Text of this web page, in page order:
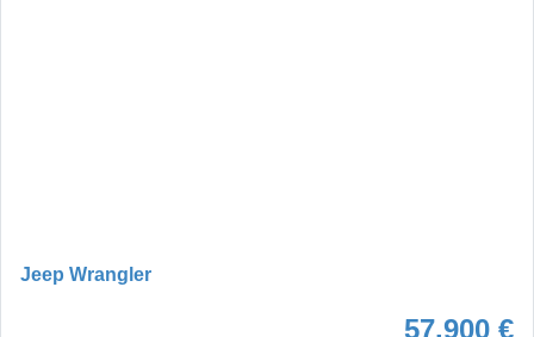
Jeep Wrangler
57.900 €